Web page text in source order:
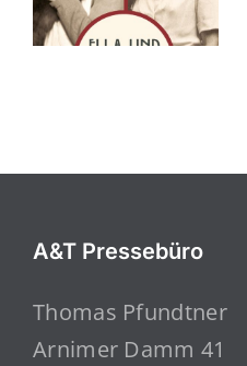
A&T Pressebüro
Thomas Pfundtner
Arnimer Damm 41